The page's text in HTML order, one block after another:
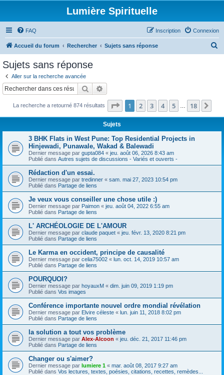
Lumière Spirituelle
FAQ Connexion
Inscription
Accueil du forum Rechercher Sujets sans réponse
c
Sujets sans réponse
Aller sur la recherche avancée
Rechercher
La recherche a retourné 874 résultats Page 1sur18
1 2 3 4 5 18
Sujets
3 BHK Flats in West Pune: Top Residential Projects in
Hinjewadi, Punawale, Wakad & Balewadi
Dernier message par gupta084 « jeu. août 06, 2026 8:43 am
Publié dans Autres sujets de discussions - Variés et ouverts -
Rédaction d'un essai.
Dernier message par tredinner « sam. mai 27, 2023 10:54 pm
Publié dans Partage de liens
Je veux vous conseiller une chose utile :)
Dernier message par Paimon « jeu. août 04, 2022 6:55 am
Publié dans Partage de liens
L' ARCHÉOLOGIE DE L'AMOUR
Dernier message par claude paquet « jeu. févr. 13, 2020 8:21 pm
Publié dans Partage de liens
Le Karma en occident, principe de causalité
Dernier message par celia75002 « lun. oct. 14, 2019 10:57 am
Publié dans Partage de liens
POURQUOI?
Dernier message par hoyauxM « dim. juin 09, 2019 1:19 pm
Publié dans Vos images
Conférence importante nouvel ordre mondial révélation
Dernier message par Elvire céleste « lun. juin 11, 2018 8:02 pm
Publié dans Partage de liens
la solution a tout vos problème
Dernier message par Alex-Alcoon « jeu. déc. 21, 2017 11:46 pm
Publié dans Partage de liens
Changer ou s'aimer?
Dernier message par lumiere 1 « mar. août 08, 2017 9:27 am
Publié dans Vos lectures, textes, poésies, citations, recettes, remèdes...